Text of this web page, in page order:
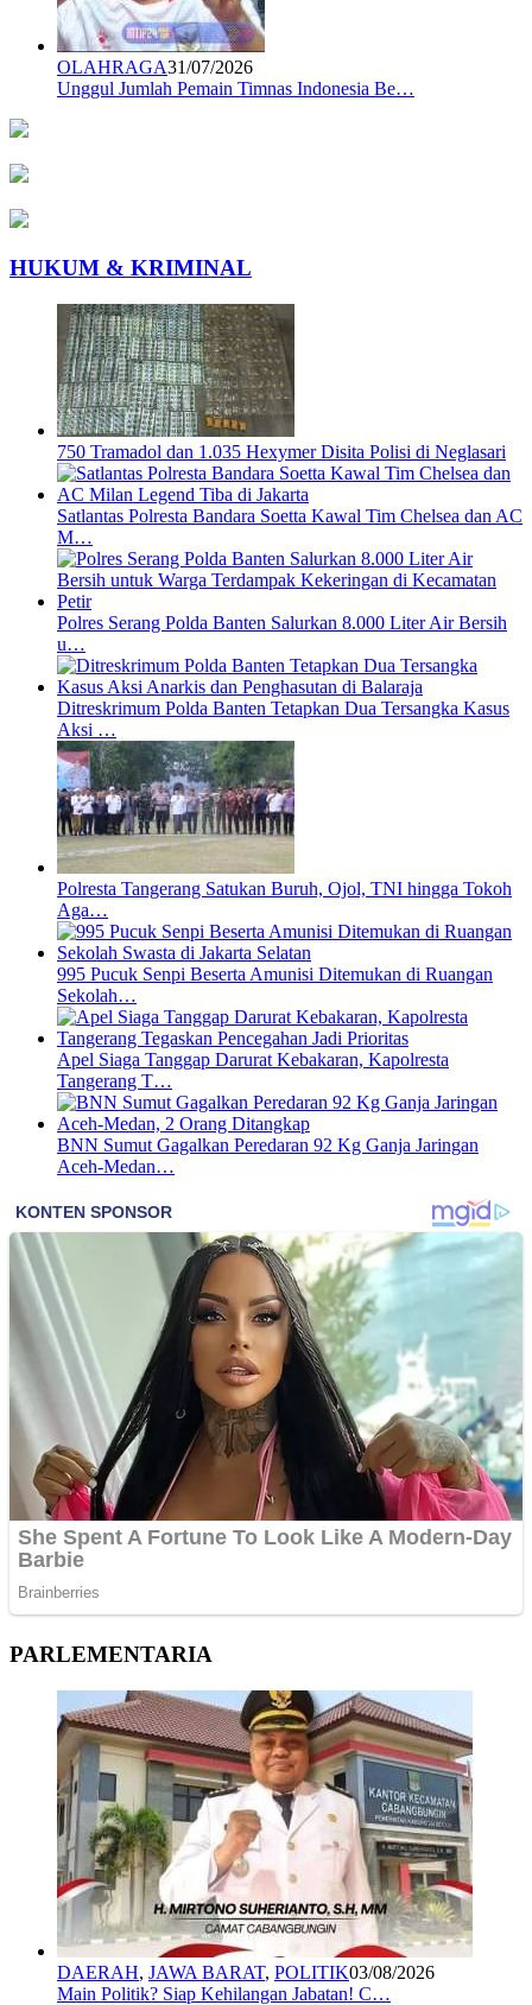
OLAHRAGA31/07/2026
Unggul Jumlah Pemain Timnas Indonesia Be…
HUKUM & KRIMINAL
750 Tramadol dan 1.035 Hexymer Disita Polisi di Neglasari
Satlantas Polresta Bandara Soetta Kawal Tim Chelsea dan AC
M…
Polres Serang Polda Banten Salurkan 8.000 Liter Air Bersih
u…
Ditreskrimum Polda Banten Tetapkan Dua Tersangka Kasus
Aksi …
Polresta Tangerang Satukan Buruh, Ojol, TNI hingga Tokoh
Aga…
995 Pucuk Senpi Beserta Amunisi Ditemukan di Ruangan
Sekolah…
Apel Siaga Tanggap Darurat Kebakaran, Kapolresta
Tangerang T…
BNN Sumut Gagalkan Peredaran 92 Kg Ganja Jaringan
Aceh-Medan…
PARLEMENTARIA
DAERAH, JAWA BARAT, POLITIK03/08/2026
Main Politik? Siap Kehilangan Jabatan! C…